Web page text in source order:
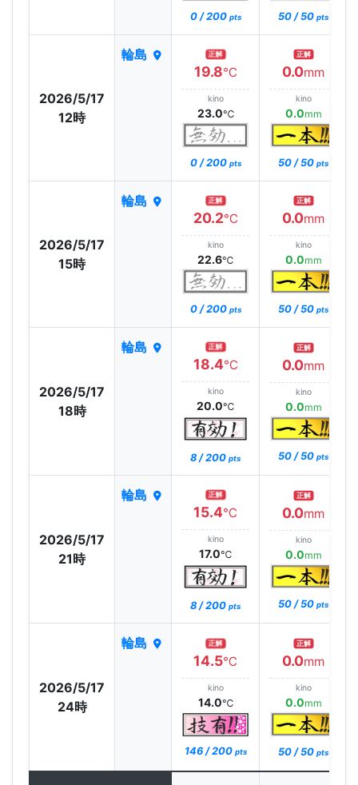
0 / 200 pts 50 / 50 pts
2026/5/17
12時
輪島 正解
19.8℃
kino
23.0℃
0 / 200 pts
正解
0.0mm
kino
0.0mm
50 / 50 pts
2026/5/17
15時
輪島 正解
20.2℃
kino
22.6℃
0 / 200 pts
正解
0.0mm
kino
0.0mm
50 / 50 pts
2026/5/17
18時
輪島 正解
18.4℃
kino
20.0℃
8 / 200 pts
正解
0.0mm
kino
0.0mm
50 / 50 pts
2026/5/17
21時
輪島 正解
15.4℃
kino
17.0℃
8 / 200 pts
正解
0.0mm
kino
0.0mm
50 / 50 pts
2026/5/17
24時
輪島 正解
14.5℃
kino
14.0℃
146 / 200 pts
正解
0.0mm
kino
0.0mm
50 / 50 pts